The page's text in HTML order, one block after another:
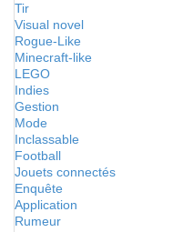
Tir
Visual novel
Rogue-Like
Minecraft-like
LEGO
Indies
Gestion
Mode
Inclassable
Football
Jouets connectés
Enquête
Application
Rumeur